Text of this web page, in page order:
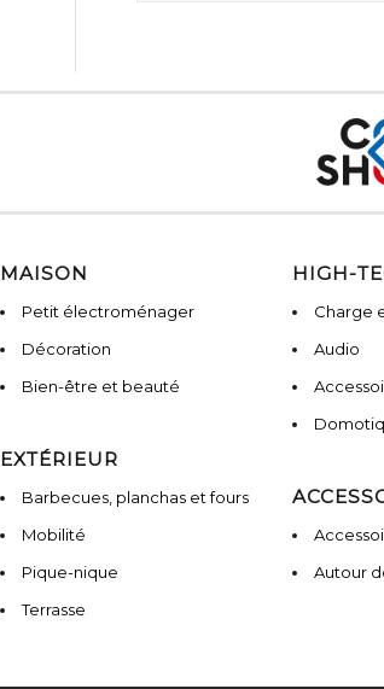
MAISON
Petit électroménager
Décoration
Bien-être et beauté
EXTÉRIEUR
Barbecues, planchas et fours
Mobilité
Pique-nique
Terrasse
HIGH-
Charge
Audio
Autour